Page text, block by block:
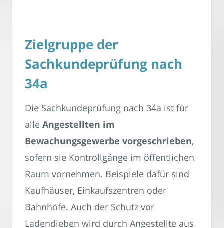
Zielgruppe der
Sachkundeprüfung nach
34a
Die Sachkundeprüfung nach 34a ist für
alle Angestellten im
Bewachungsgewerbe vorgeschrieben,
sofern sie Kontrollgänge im öffentlichen
Raum vornehmen. Beispiele dafür sind
Kaufhäuser, Einkaufszentren oder
Bahnhöfe. Auch der Schutz vor
Ladendieben wird durch Angestellte aus